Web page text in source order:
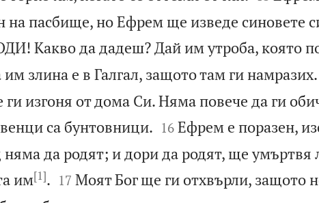
на пасбище, но Ефрем ще изведе синовете
Какво да дадеш? Дай им утроба, която
злина е в Галгал, защото там ги
изгоня от дома Си. Няма повече да ги
са бунтовници.
16 Ефрем е поразен,
няма да родят; и дори да родят, ще
им[1].
17 Моят Бог ще ги отхвърли, защото